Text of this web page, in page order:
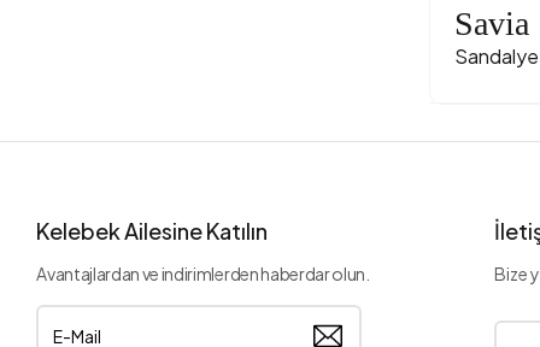
Savia
Sandalye
Kelebek Ailesine Katılın
Avantajlardan ve indirimlerden haberdar olun. Bize